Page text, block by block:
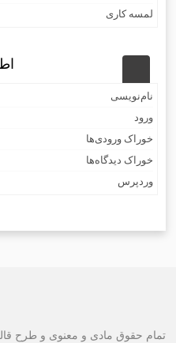
لمسه کاری
نام‌نویسی
ورود
خوراک ورودی‌ها
خوراک دیدگاه‌ها
وردپرس
تمام حقوق مادی و معنوی و طرح